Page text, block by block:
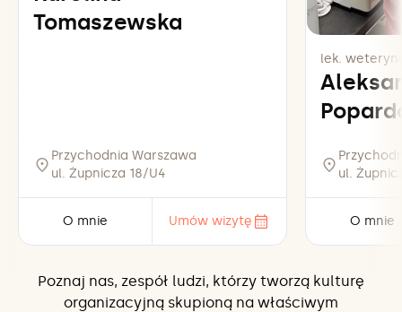
Tomaszewska
Przychodnia Warszawa
ul. Żupnicza 18/U4
O mnie Umów wizytę
lek.
ul.
O mnie
Poznaj nas, zespół ludzi, którzy tworzą kulturę
organizacyjną skupioną na właściwym